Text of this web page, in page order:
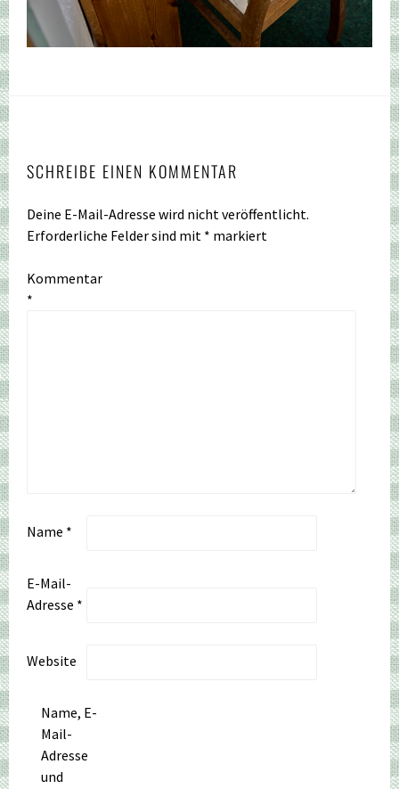
SCHREIBE EINEN KOMMENTAR
Deine E-Mail-Adresse wird nicht veröffentlicht.
Erforderliche Felder sind mit * markiert
Kommentar
*
Name *
E-Mail-
Adresse *
Website
Name, E-
Mail-
Adresse
und